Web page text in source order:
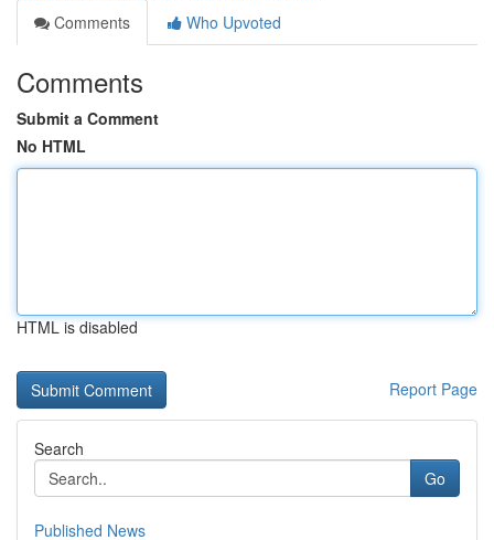
Comments
Who Upvoted
Comments
Submit a Comment
No HTML
HTML is disabled
Report Page
Search
Go
Published News